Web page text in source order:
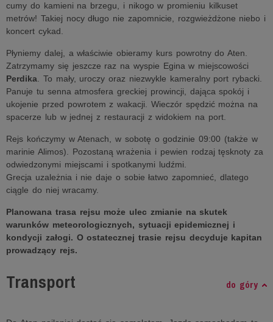
cumy do kamieni na brzegu, i nikogo w promieniu kilkuset
metrów! Takiej nocy długo nie zapomnicie, rozgwieżdżone niebo i
koncert cykad.
Płyniemy dalej, a właściwie obieramy kurs powrotny do Aten.
Zatrzymamy się jeszcze raz na wyspie Egina w miejscowości
Perdika . To mały, uroczy oraz niezwykle kameralny port rybacki.
Panuje tu senna atmosfera greckiej prowincji, dająca spokój i
ukojenie przed powrotem z wakacji. Wieczór spędzić można na
spacerze lub w jednej z restauracji z widokiem na port.
Rejs kończymy w Atenach, w sobotę o godzinie 09:00 (także w
marinie Alimos). Pozostaną wrażenia i pewien rodzaj tęsknoty za
odwiedzonymi miejscami i spotkanymi ludźmi.
Grecja uzależnia i nie daje o sobie łatwo zapomnieć, dlatego
ciągle do niej wracamy.
Planowana trasa rejsu może ulec zmianie na skutek
warunków meteorologicznych, sytuacji epidemicznej i
kondycji załogi. O ostatecznej trasie rejsu decyduje kapitan
prowadzący rejs.
Transport do góry